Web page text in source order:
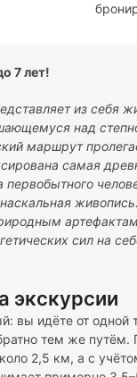
7 лет!
из себя
над
маршрут
самая
первобытного
сил на
экскурсии
вы идёте от одной
тем же путём.
2,5 км, а с